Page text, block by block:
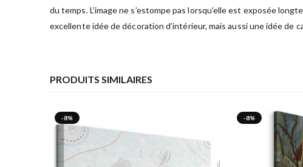
du temps. L’image ne s’estompe pas lorsqu’elle est exposée
excellente idée de décoration d’intérieur, mais aussi une idée de
PRODUITS SIMILAIRES
-8% -8%